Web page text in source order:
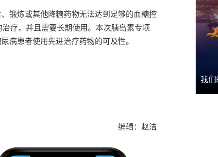
锻炼或其他降糖药物无法达到足够的血糖控
疗，并且需要长期使用。本次胰岛素专项
病患者使用先进治疗药物的可及性。
编辑：赵洁